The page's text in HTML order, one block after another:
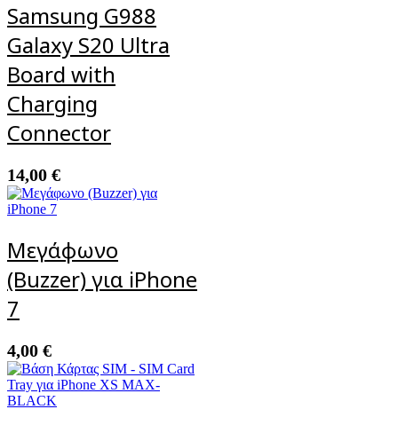
Samsung G988
Galaxy S20 Ultra
Board with
Charging
Connector
14,00 €
Μεγάφωνο
(Buzzer) για iPhone
7
4,00 €